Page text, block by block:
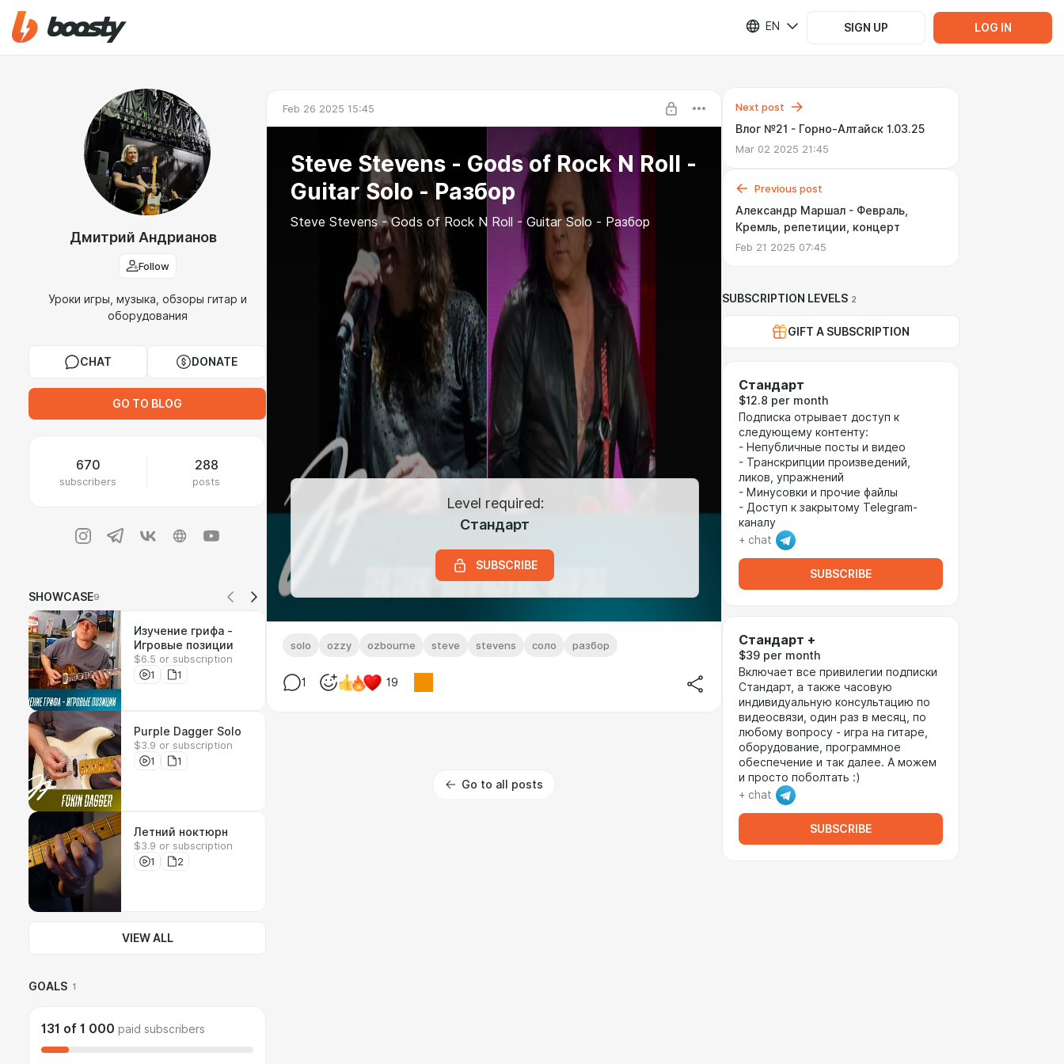
EN SIGN UP LOG IN
Дмитрий Андрианов
Follow
Уроки игры, музыка, обзоры гитар и
оборудования
CHAT DONATE
GO TO BLOG
670
subscribers
288
posts
SHOWCASE9
Изучение грифа -
Игровые позиции
$6.5 or subscription
1
1
Purple Dagger Solo
$3.9 or subscription
1
1
Летний ноктюрн
$3.9 or subscription
1
2
VIEW ALL
GOALS 1
131 of 1 000 paid subscribers
Feb 26 2025 15:45
Steve Stevens - Gods of Rock N Roll -
Guitar Solo - Разбор
Steve Stevens - Gods of Rock N Roll - Guitar Solo - Разбор
Level required:
Стандарт
SUBSCRIBE
solo ozzy ozbourne steve stevens соло разбор
1 19
Go to all posts
Next post
Влог №21 - Горно-Алтайск 1.03.25
Mar 02 2025 21:45
Previous post
Александр Маршал - Февраль,
Кремль, репетиции, концерт
Feb 21 2025 07:45
SUBSCRIPTION LEVELS 2
GIFT A SUBSCRIPTION
Стандарт
$12.8 per month
Подписка отрывает доступ к
следующему контенту:
- Непубличные посты и видео
- Транскрипции произведений,
ликов, упражнений
- Минусовки и прочие файлы
- Доступ к закрытому Telegram-
каналу
+ chat
SUBSCRIBE
Стандарт +
$39 per month
Включает все привилегии подписки
Стандарт, а также часовую
индивидуальную консультацию по
видеосвязи, один раз в месяц, по
любому вопросу - игра на гитаре,
оборудование, программное
обеспечение и так далее. А можем
и просто поболтать :)
+ chat
SUBSCRIBE